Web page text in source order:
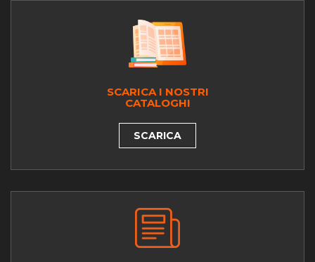
SCARICA I NOSTRI
CATALOGHI
SCARICA